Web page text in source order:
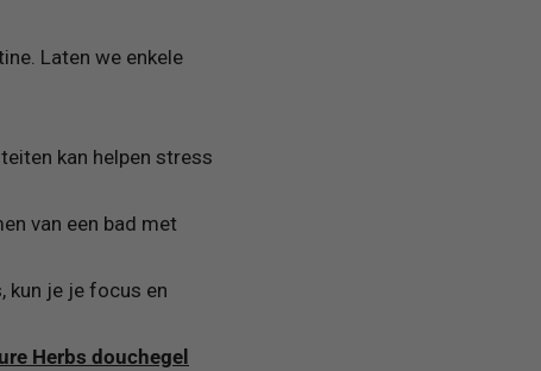
Laten we enkele
kan helpen stress
van een bad met
kun je je focus en
Herbs douchegel